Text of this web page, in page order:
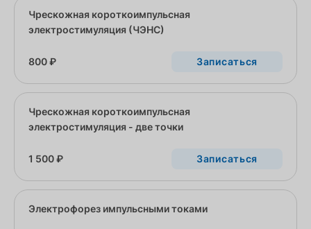
Чрескожная короткоимпульсная
электростимуляция (ЧЭНС)
800 ₽ Записаться
Чрескожная короткоимпульсная
электростимуляция - две точки
1 500 ₽ Записаться
Электрофорез импульсными токами